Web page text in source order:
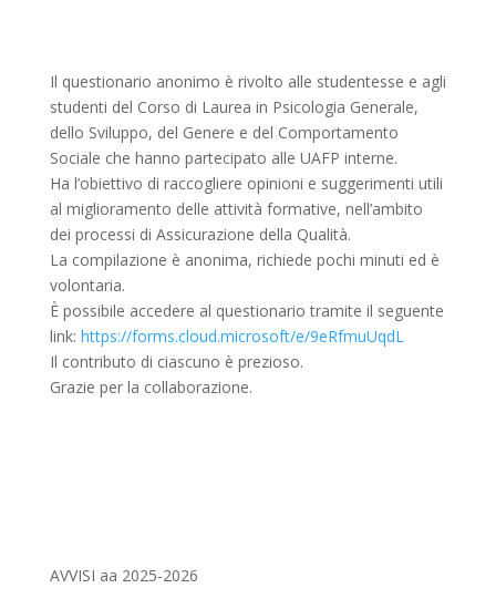
Il questionario anonimo è rivolto alle studentesse e agli
studenti del Corso di Laurea in Psicologia Generale,
dello Sviluppo, del Genere e del Comportamento
Sociale che hanno partecipato alle UAFP interne.
Ha l’obiettivo di raccogliere opinioni e suggerimenti utili
al miglioramento delle attività formative, nell’ambito
dei processi di Assicurazione della Qualità.
La compilazione è anonima, richiede pochi minuti ed è
volontaria.
È possibile accedere al questionario tramite il seguente
link: https://forms.cloud.microsoft/e/9eRfmuUqdL
Il contributo di ciascuno è prezioso.
Grazie per la collaborazione.
AVVISI aa 2025-2026